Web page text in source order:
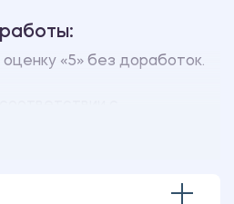
«5» без доработок.
учебного заведения.
об управлении